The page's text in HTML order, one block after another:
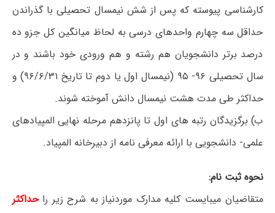
کارشناسی پیوسته که پس از شش نیمسال تحصیلی با گذراندن
حداقل سه چهارم واحدهای درسی به لحاظ میانگین کل جزو ده
درصد برتر دانشجویان هم رشته و هم ورودی خود باشند و در
سال تحصیلی ۹۶- ۹۵ (نیمسال اول یا دوم تا تاریخ ۹۶/۶/۳۱) و
حداکثر طی مدت هشت نیمسال دانش آموخته شوند.
ب) برگزیدگان رتبه های اول تا پانزدهم مرحله نهایی المپیادهای
علمی- دانشجویی با ارائه معرفی نامه از دبیرخانه المپیاد.
نحوه ثبت نام:
متقاضیان میبایست کلیه مدارک موردنیاز به شرح زیر راحداکثر